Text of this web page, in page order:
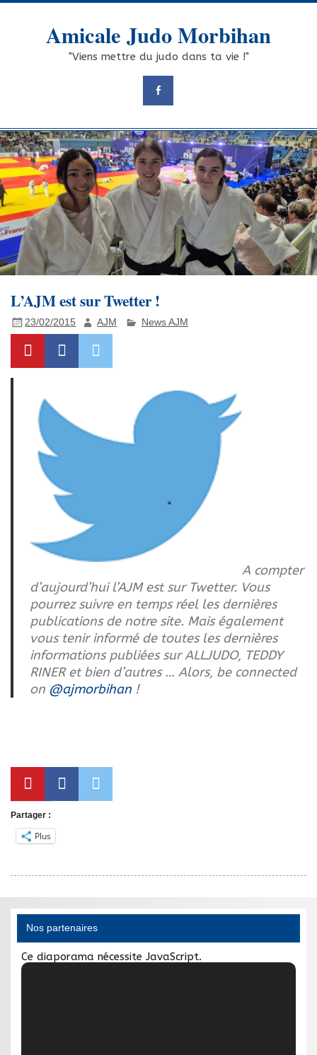
Skip
Amicale Judo Morbihan
"Viens mettre du judo dans ta vie !"
L’AJM est sur Twetter !
23/02/2015 AJM News AJM
A compter
d’aujourd’hui l’AJM est sur Twetter. Vous
pourrez suivre en temps réel les dernières
publications de notre site. Mais également
vous tenir informé de toutes les dernières
informations publiées sur ALLJUDO, TEDDY
RINER et bien d’autres … Alors, be connected
on @ajmorbihan!
Partager :
Plus
Nos partenaires
Ce diaporama nécessite JavaScript.